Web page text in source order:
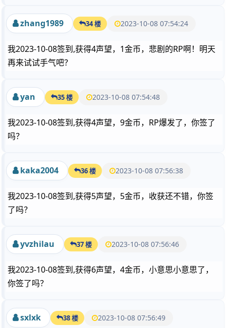
zhang1989 34 楼 2023-10-08 07:54:24
我2023-10-08签到,获得4声望，1金币，悲剧的RP啊！明天
再来试试手气吧？
yan 35 楼 2023-10-08 07:54:48
我2023-10-08签到,获得4声望，9金币，RP爆发了，你签了
吗？
kaka2004 36 楼 2023-10-08 07:56:38
我2023-10-08签到,获得5声望，5金币，收获还不错，你签
了吗？
yvzhilau 37 楼 2023-10-08 07:56:46
我2023-10-08签到,获得6声望，4金币，小意思小意思了，
你签了吗？
sxlxk 38 楼 2023-10-08 07:56:49